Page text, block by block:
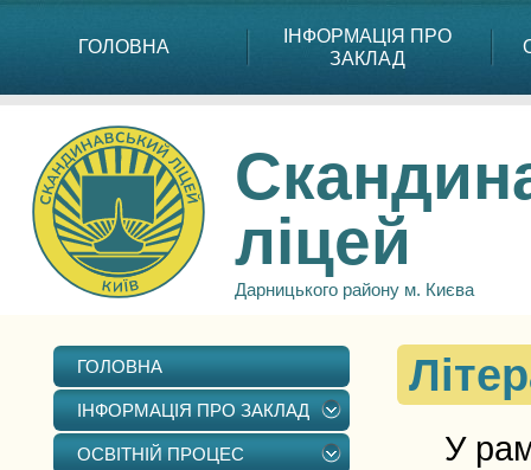
ГОЛОВНА
ІНФОРМАЦІЯ ПРО
ЗАКЛАД
ліцей
Дарницького району м. Києва
ГОЛОВНА
ІНФОРМАЦІЯ ПРО ЗАКЛАД
ОСВІТНІЙ ПРОЦЕС
У